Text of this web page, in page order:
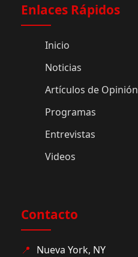
Enlaces Rápidos
Inicio
Noticias
Artículos de Opinión
Programas
Entrevistas
Videos
Contacto
📍 Nueva York, NY